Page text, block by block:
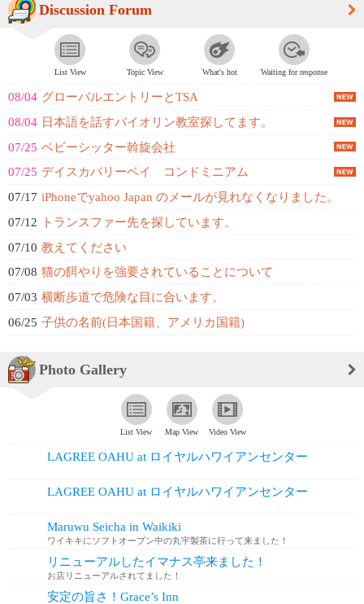
Discussion Forum
List View Topic View What's hot Waiting for response
08/04 グローバルエントリーとTSA
08/04 日本語を話すバイオリン教室探してます。
07/25 ベビーシッター斡旋会社
07/25 デイスカバリーベイ コンドミニアム
07/17 iPhoneでyahoo Japan のメールが見れなくなりました。
07/12
トランスファー先を探しています。
07/10 教えてください
07/08 猫の餌やりを強要されていることについて
07/03 横断歩道で危険な目に合います。
06/25 子供の名前(日本国籍、アメリカ国籍)
Photo Gallery
List View Map View Video View
LAGREE OAHU at ロイヤルハワイアンセンター
LAGREE OAHU at ロイヤルハワイアンセンター
Maruwu Seicha in Waikiki
ワイキキにソフトオープン中の丸宇製茶に行って来ました！
リニューアルしたイマナス亭来ました！
お店リニューアルされてました！
安定の旨さ！Grace’s Inn